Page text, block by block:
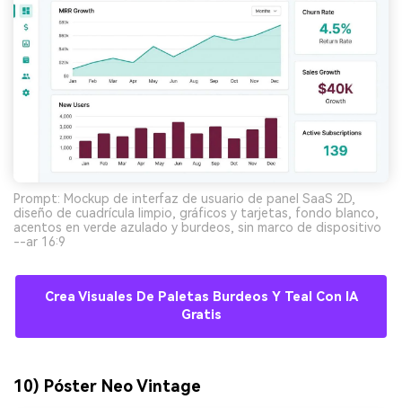
Prompt: Mockup de interfaz de usuario de panel SaaS 2D,
diseño de cuadrícula limpio, gráficos y tarjetas, fondo blanco,
acentos en verde azulado y burdeos, sin marco de dispositivo
--ar 16:9
Crea Visuales De Paletas Burdeos Y Teal Con IA
Gratis
10) Póster Neo Vintage